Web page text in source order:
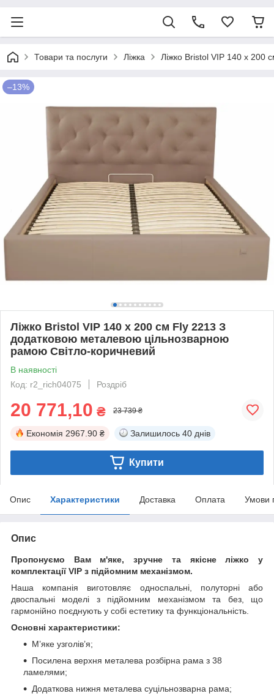
Товари та послуги Ліжка Ліжко Bristol VIP 140 х 200
–13%
Ліжко Bristol VIP 140 х 200 см Fly 2213 З
додатковою металевою цільнозварною
рамою Світло-коричневий
В наявності
Код: r2_rich04075
Роздріб
20 771,10 ₴ 23 739 ₴
Економія 2967.90 ₴ Залишилось 40 днів
Купити
Опис Характеристики Доставка Оплата Умови
Опис
Пропонуємо Вам м'яке, зручне та якiсне ліжко у
комплектації VIP з підйомним механізмом.
Наша компанія виготовляє односпальні, полуторні або
двоспальні моделі з підйомним механізмом та без, що
гармонійно поєднують у собі естетику та функціональність.
Основні характеристики:
М’яке узголів’я;
Посилена верхня металева розбірна рама з 38
ламелями;
Додаткова нижня металева суцільнозварна рама;